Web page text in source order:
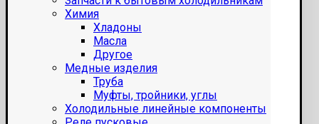
Химия
Хладоны
Масла
Другое
Медные изделия
Труба
Муфты, тройники, углы
Холодильные линейные компоненты